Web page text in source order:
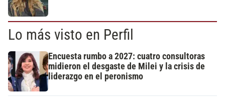
Lo más visto en Perfil
Encuesta rumbo a 2027: cuatro consultoras
midieron el desgaste de Milei y la crisis de
liderazgo en el peronismo